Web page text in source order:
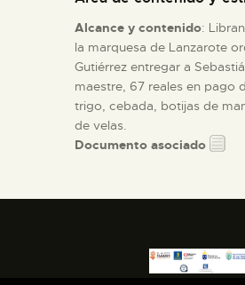
Alcance y contenido:
la marquesa de Lanzarote
Gutiérrez entregar a
maestre, 67 reales en pago
trigo, cebada, botijas de
de velas.
Documento asociado